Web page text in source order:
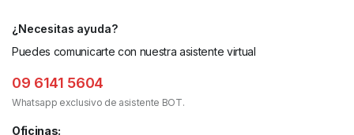
¿Necesitas ayuda?
Puedes comunicarte con nuestra asistente virtual
09 6141 5604
Whatsapp exclusivo de asistente BOT.
Oficinas: